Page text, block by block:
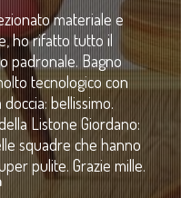
materiale e
ho rifatto tutto il
padronale. Bagno
tecnologico con
bellissimo.
Listone Giordano:
squadre che hanno
pulite. Grazie mille.